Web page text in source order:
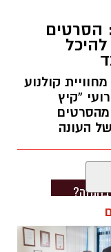
הסרטים
קולנוע
“קיץ
העונה